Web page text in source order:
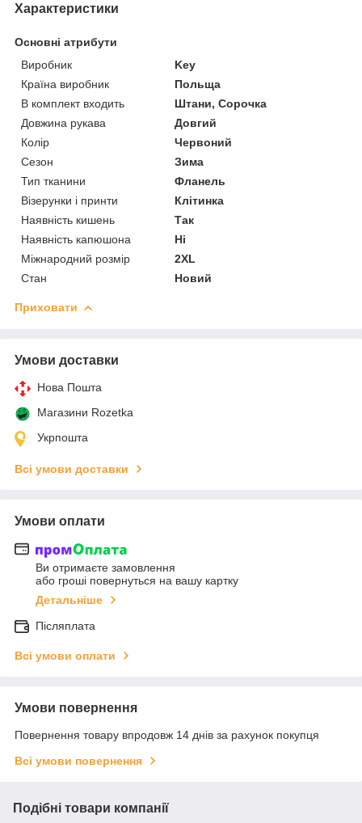
Характеристики
Основні атрибути
Виробник
Key
Країна виробник
Польща
В комплект входить
Штани, Сорочка
Довжина рукава
Довгий
Колір
Червоний
Сезон
Зима
Тип тканини
Фланель
Візерунки і принти
Клітинка
Наявність кишень
Так
Наявність капюшона
Ні
Міжнародний розмір
2XL
Стан
Новий
Приховати
Умови доставки
Нова Пошта
Магазини Rozetka
Укрпошта
Всі умови доставки
Умови оплати
Ви отримаєте замовлення
або гроші повернуться на вашу картку
Детальніше
Післяплата
Всі умови оплати
Умови повернення
Повернення товару впродовж 14 днів за рахунок покупця
Всі умови повернення
Подібні товари компанії